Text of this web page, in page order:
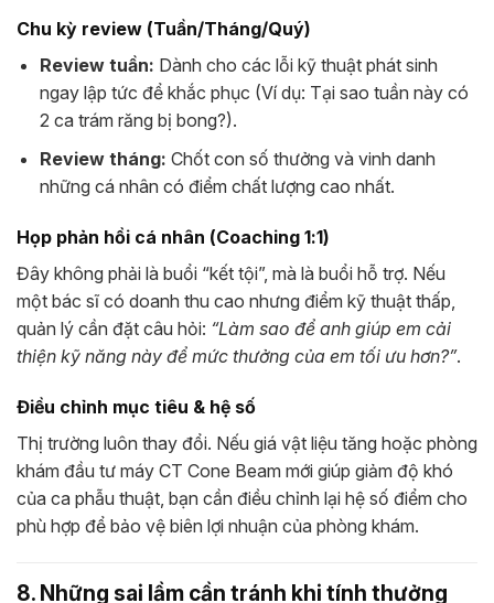
Chu kỳ review (Tuần/Tháng/Quý)
Review tuần: Dành cho các lỗi kỹ thuật phát sinh
ngay lập tức để khắc phục (Ví dụ: Tại sao tuần này có
2 ca trám răng bị bong?).
Review tháng: Chốt con số thưởng và vinh danh
những cá nhân có điểm chất lượng cao nhất.
Họp phản hồi cá nhân (Coaching 1:1)
Đây không phải là buổi “kết tội”, mà là buổi hỗ trợ. Nếu
một bác sĩ có doanh thu cao nhưng điểm kỹ thuật thấp,
quản lý cần đặt câu hỏi: “Làm sao để anh giúp em cải
thiện kỹ năng này để mức thưởng của em tối ưu hơn?”.
Điều chỉnh mục tiêu & hệ số
Thị trường luôn thay đổi. Nếu giá vật liệu tăng hoặc phòng
khám đầu tư máy CT Cone Beam mới giúp giảm độ khó
của ca phẫu thuật, bạn cần điều chỉnh lại hệ số điểm cho
phù hợp để bảo vệ biên lợi nhuận của phòng khám.
8. Những sai lầm cần tránh khi tính thưởng